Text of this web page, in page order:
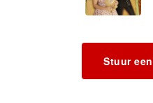
Stuur